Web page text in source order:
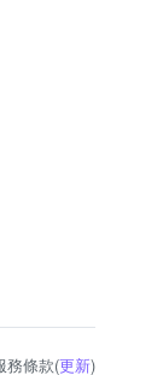
務條款(更新)